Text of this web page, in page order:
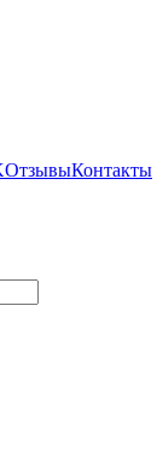
ОтзывыКонтакты